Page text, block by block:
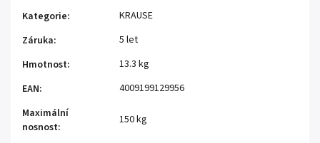
Kategorie:
KRAUSE
Záruka:
5 let
Hmotnost:
13.3 kg
EAN:
4009199129956
Maximální
nosnost:
150 kg